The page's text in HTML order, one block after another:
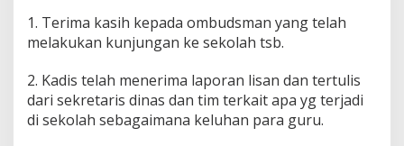
1. Terima kasih kepada ombudsman yang telah
melakukan kunjungan ke sekolah tsb.
2. Kadis telah menerima laporan lisan dan tertulis
dari sekretaris dinas dan tim terkait apa yg terjadi
di sekolah sebagaimana keluhan para guru.